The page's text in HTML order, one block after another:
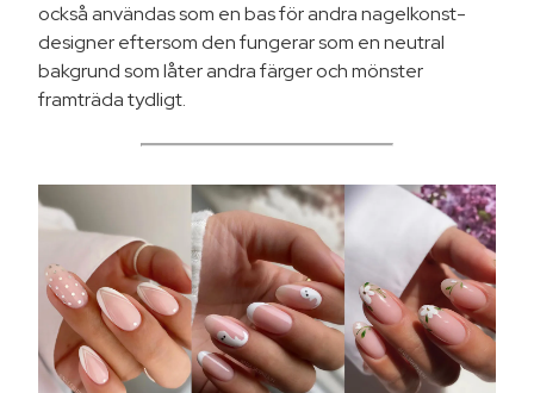
också användas som en bas för andra nagelkonst-
designer eftersom den fungerar som en neutral
bakgrund som låter andra färger och mönster
framträda tydligt.